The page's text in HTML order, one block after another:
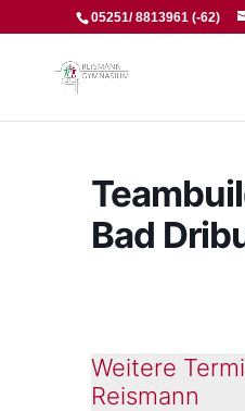
05251/ 8813961 (-62)
Bad
Weitere
Reismann